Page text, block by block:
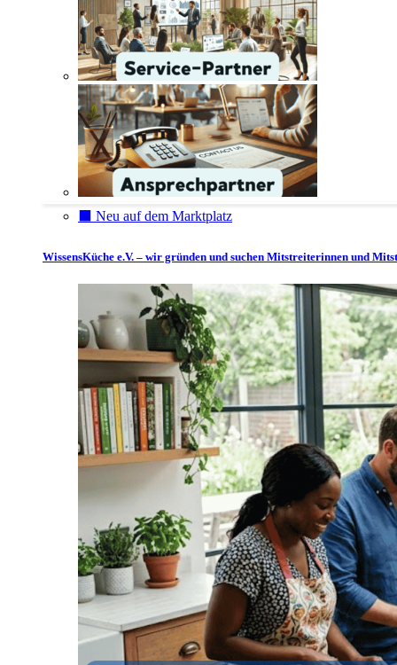
⬛️ Neu auf dem Marktplatz
WissensKüche e.V. – wir gründen und suchen Mitstreiterinnen und